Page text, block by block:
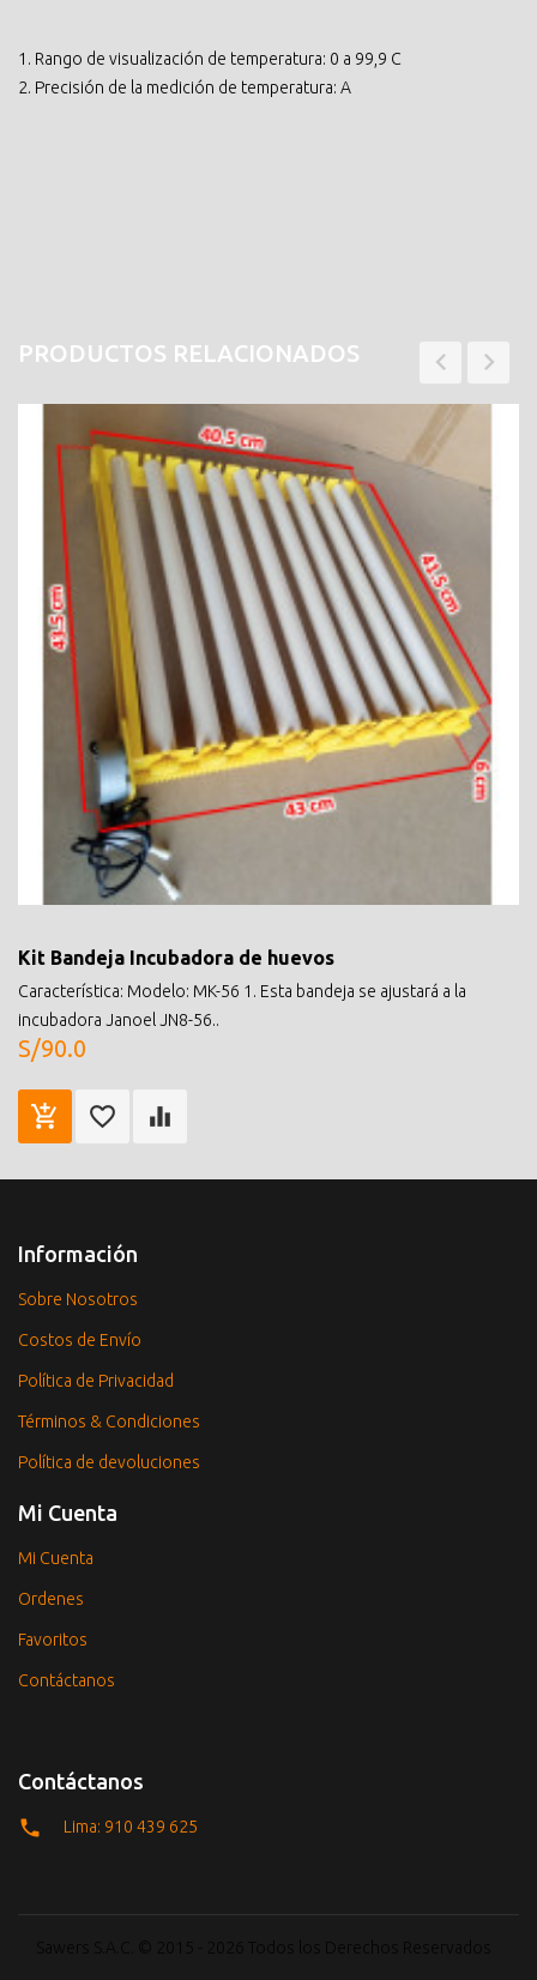
1. Rango de visualización de temperatura: 0 a 99,9 C
2. Precisión de la medición de temperatura: A
PRODUCTOS RELACIONADOS
Kit Bandeja Incubadora de huevos
Característica: Modelo: MK-56 1. Esta bandeja se ajustará a la
incubadora Janoel JN8-56..
S/90.0
Información
Sobre Nosotros
Costos de Envío
Política de Privacidad
Términos & Condiciones
Política de devoluciones
Mi Cuenta
Mi Cuenta
Ordenes
Favoritos
Contáctanos
Contáctanos
Lima: 910 439 625